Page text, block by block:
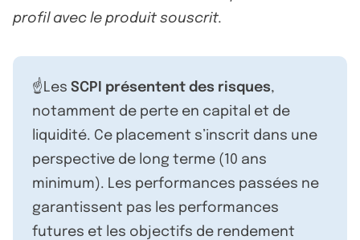
profil avec le produit souscrit.
☝️Les SCPI présentent des risques,
notamment de perte en capital et de
liquidité. Ce placement s’inscrit dans une
perspective de long terme (10 ans
minimum). Les performances passées ne
garantissent pas les performances
futures et les objectifs de rendement